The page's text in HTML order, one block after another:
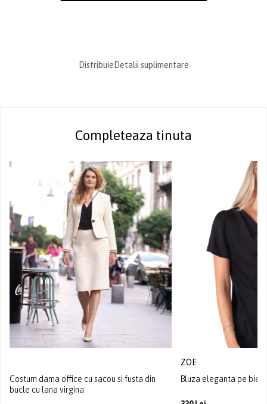
Distribuie Detalii suplimentare
Completeaza tinuta
Costum dama office cu sacou si fusta din
bucle cu lana virgina
ZOE
Bluza eleganta pe bie